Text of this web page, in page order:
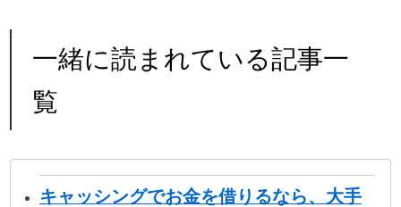
一緒に読まれている記事一
覧
キャッシングでお金を借りるなら、大手